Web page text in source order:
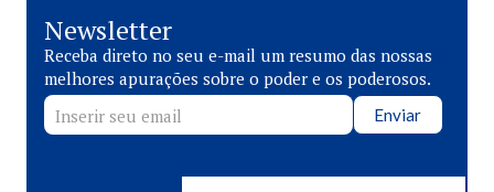
Newsletter
Receba direto no seu e-mail um resumo das nossas
melhores apurações sobre o poder e os poderosos.
Enviar